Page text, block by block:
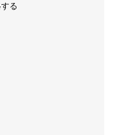
る